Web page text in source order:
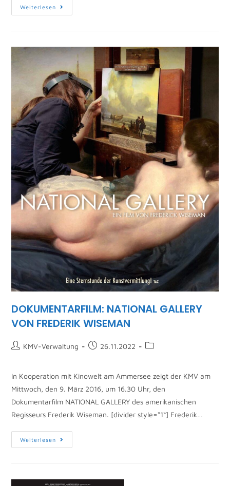
Weiterlesen
DOKUMENTARFILM: NATIONAL GALLERY
VON FREDERIK WISEMAN
KMV-Verwaltung 26.11.2022
In Kooperation mit Kinowelt am Ammersee zeigt der KMV am
Mittwoch, den 9. März 2016, um 16.30 Uhr, den
Dokumentarfilm NATIONAL GALLERY des amerikanischen
Regisseurs Frederik Wiseman. [divider style=“1“] Frederik…
Weiterlesen